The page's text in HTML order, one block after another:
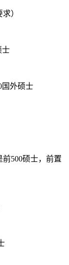
）
士
国外硕士
前500硕士，前置